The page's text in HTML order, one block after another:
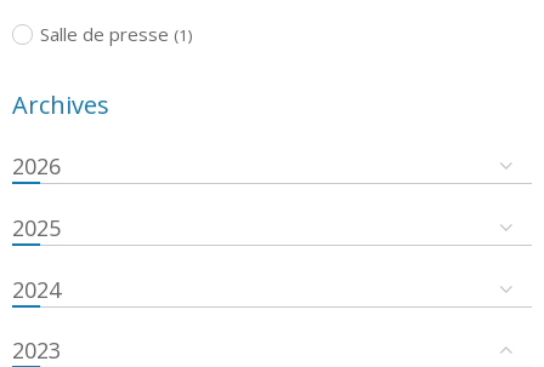
Salle de presse (1)
Archives
2026
2025
2024
2023